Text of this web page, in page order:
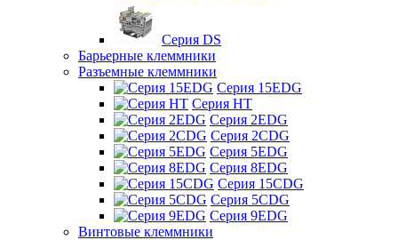
Серия DS
Барьерные клеммники
Разъемные клеммники
Серия 15EDG
Серия HT
Серия 2EDG
Серия 2CDG
Серия 5EDG
Серия 8EDG
Серия 15CDG
Серия 5CDG
Серия 9EDG
Винтовые клеммники